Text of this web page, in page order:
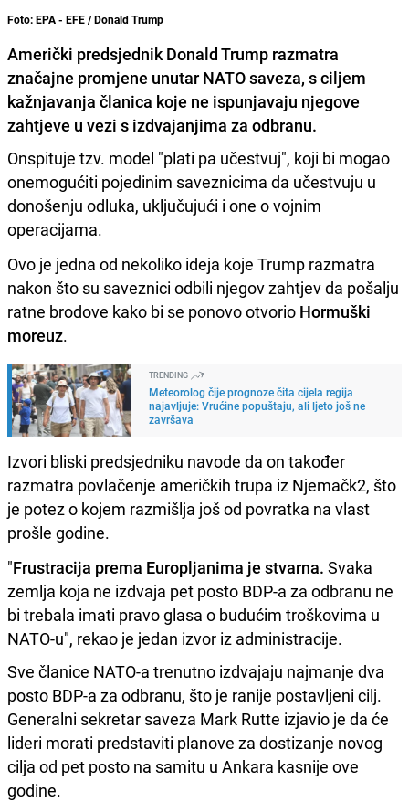
Foto: EPA - EFE / Donald Trump
Američki predsjednik Donald Trump razmatra
značajne promjene unutar NATO saveza, s ciljem
kažnjavanja članica koje ne ispunjavaju njegove
zahtjeve u vezi s izdvajanjima za odbranu.
Onspituje tzv. model "plati pa učestvuj", koji bi mogao
onemogućiti pojedinim saveznicima da učestvuju u
donošenju odluka, uključujući i one o vojnim
operacijama.
Ovo je jedna od nekoliko ideja koje Trump razmatra
nakon što su saveznici odbili njegov zahtjev da pošalju
ratne brodove kako bi se ponovo otvorio Hormuški
moreuz.
TRENDING
Meteorolog čije prognoze čita cijela regija
najavljuje: Vrućine popuštaju, ali ljeto još ne
završava
Izvori bliski predsjedniku navode da on također
razmatra povlačenje američkih trupa iz Njemačk2, što
je potez o kojem razmišlja još od povratka na vlast
prošle godine.
"Frustracija prema Europljanima je stvarna. Svaka
zemlja koja ne izdvaja pet posto BDP-a za odbranu ne
bi trebala imati pravo glasa o budućim troškovima u
NATO-u", rekao je jedan izvor iz administracije.
Sve članice NATO-a trenutno izdvajaju najmanje dva
posto BDP-a za odbranu, što je ranije postavljeni cilj.
Generalni sekretar saveza Mark Rutte izjavio je da će
lideri morati predstaviti planove za dostizanje novog
cilja od pet posto na samitu u Ankara kasnije ove
godine.